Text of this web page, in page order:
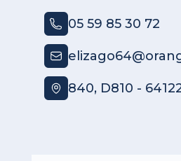
05 59 85 30 72
840, D810 -